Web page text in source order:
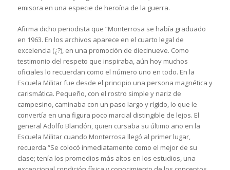
emisora en una especie de heroína de la guerra.
Afirma dicho periodista que “Monterrosa se había graduado
en 1963. En los archivos aparece en el cuarto legal de
excelencia (¿?), en una promoción de diecinueve. Como
testimonio del respeto que inspiraba, aún hoy muchos
oficiales lo recuerdan como el número uno en todo. En la
Escuela Militar fue desde el principio una persona magnética y
carismática. Pequeño, con el rostro simple y nariz de
campesino, caminaba con un paso largo y rígido, lo que le
convertía en una figura poco marcial distingible de lejos. El
general Adolfo Blandón, quien cursaba su último año en la
Escuela Militar cuando Monterrosa llegó al primer lugar,
recuerda “Se colocó inmediatamente como el mejor de su
clase; tenía los promedios más altos en los estudios, una